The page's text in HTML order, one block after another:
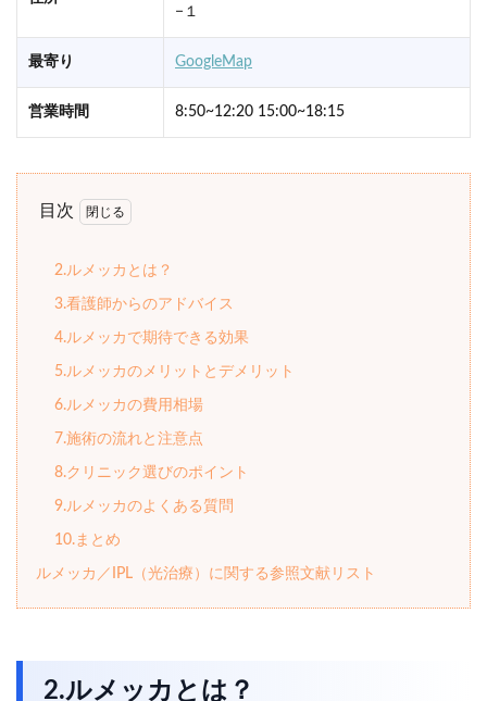
−１
最寄り GoogleMap
営業時間 8:50~12:20 15:00~18:15
目次
2.ルメッカとは？
3.看護師からのアドバイス
4.ルメッカで期待できる効果
5.ルメッカのメリットとデメリット
6.ルメッカの費用相場
7.施術の流れと注意点
8.クリニック選びのポイント
9.ルメッカのよくある質問
10.まとめ
ルメッカ／IPL（光治療）に関する参照文献リスト
2.ルメッカとは？